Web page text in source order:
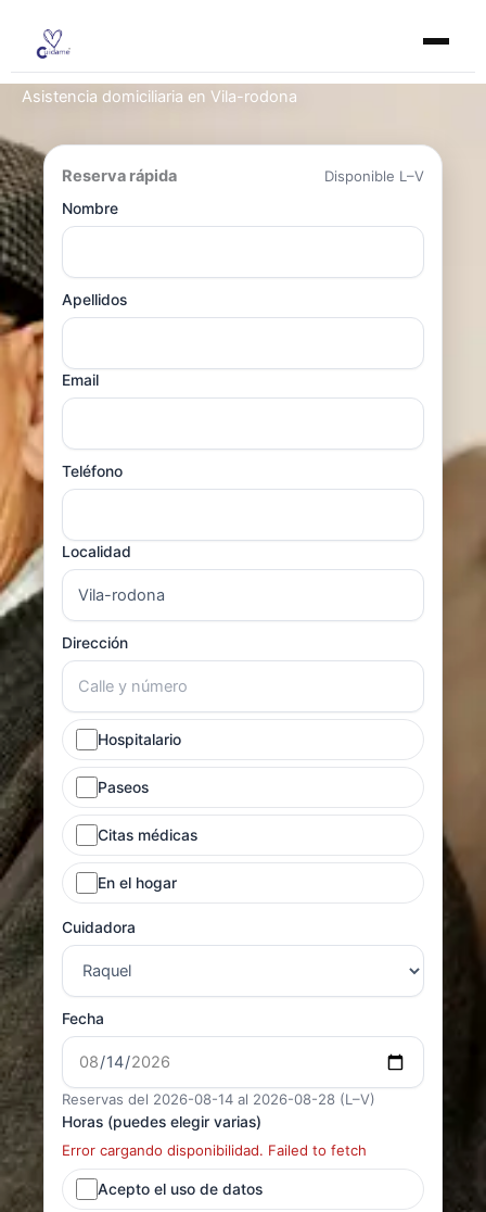
contenido
Asistencia domiciliaria en Vila-rodona
Reserva rápida
Disponible L–V
Nombre
Apellidos
Email
Teléfono
Localidad
Dirección
Hospitalario
Paseos
Citas médicas
En el hogar
Cuidadora
Fecha
Reservas del 2026-08-14 al 2026-08-28 (L–V)
Horas (puedes elegir varias)
Error cargando disponibilidad. Failed to fetch
Acepto el uso de datos